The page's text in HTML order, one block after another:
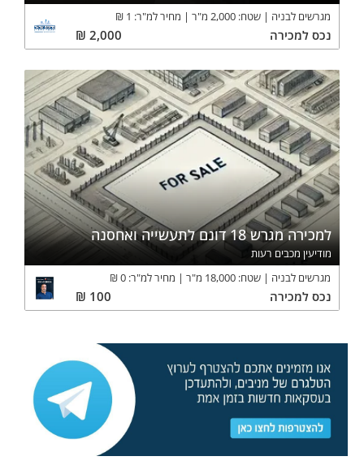
מגרשים לבניה
שטח: 2,000 מ"ר מחיר למ"ר: 1
₪
נכס למכירה 2,000
₪
למכירה מגרש 18 דונם לתעשייה ואחסנה
מודיעין מכבים רעות
מגרשים לבניה
שטח: 18,000 מ"ר מחיר למ"ר: 0
₪
נכס למכירה 100
₪